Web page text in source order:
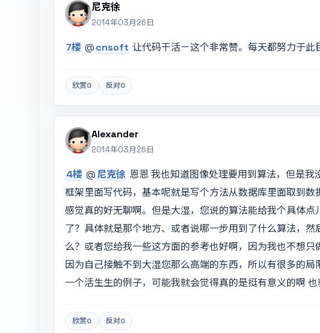
尼克徐
2014年03月26日
7楼 @cnsoft 让代码干活－这个非常赞。每天都努力于此
欣赏0 反对0
Alexander
2014年03月26日
4楼 @尼克徐 恩恩 我也知道图像处理要用到算法，但是
框架里面写代码，基本呢就是写个方法从数据库里面取到数
感觉真的好无聊啊。但是大湿，您说的算法能给我个具体
了？具体就是那个地方、或者说哪一步用到了什么算法，
么？或者您给我一些这方面的参考也好啊，因为我也不想
因为自己接触不到大湿您那么高端的东西，所以有很多的
一个活生生的例子，可能我就会觉得真的是挺有意义的啊 也
欣赏0 反对0